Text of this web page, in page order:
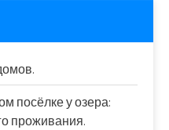
посёлке у озера:
проживания.